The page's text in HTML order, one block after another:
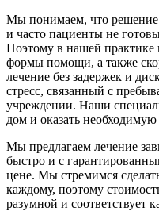
Мы понимаем, что
и часто пациенты не
Поэтому в нашей
формы помощи, а также
лечение без задержек и
стресс, связанный с
учреждении. Наши
дом и оказать
Мы предлагаем лечение
быстро и с
цене. Мы стремимся
каждому, поэтому
разумной и соответствует